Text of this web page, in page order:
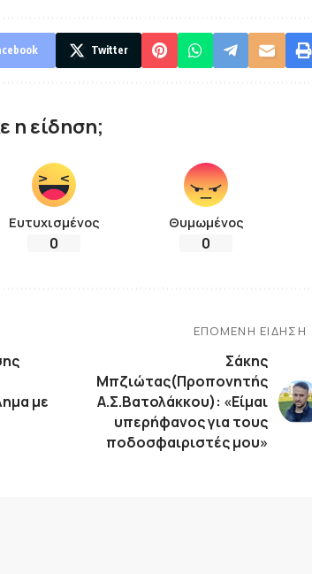
Twitter
η είδηση;
Ευτυχισμένος
0
Θυμωμένος
0
με
ΕΠΌΜΕΝΗ ΕΊΔΗΣΗ
Σάκης
Μπζιώτας(Προπονητής
Α.Σ.Βατολάκκου): «Είμαι
υπερήφανος για τους
ποδοσφαιριστές μου»